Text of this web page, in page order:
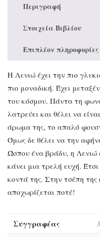
Περιγραφή
Στοιχεία Βιβλίου
Επιπλέον πληροφορίες
Η Λενιώ έχει την πιο
πιο μοναδική. Έχει
του κόσμου. Πάντα τη
λατρεύει και θέλει να
άρωμα της, το απαλό
Όμως δε θέλει να την
Ώσπου ένα βράδυ, η Λενιώ
κάνει μια τρελή ευχή.
κοντά της. Στην τσέπη
αποχωρίζεται ποτέ!
Συγγραφέας